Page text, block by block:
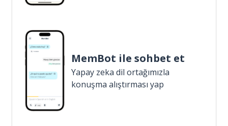
MemBot ile sohbet et
Yapay zeka dil ortağımızla
konuşma alıştırması yap